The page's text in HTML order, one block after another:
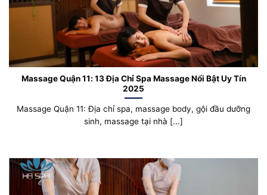
Massage Quận 11: 13 Địa Chỉ Spa Massage Nổi Bật Uy Tín
2025
Massage Quận 11: Địa chỉ spa, massage body, gội đầu dưỡng
sinh, massage tại nhà [...]